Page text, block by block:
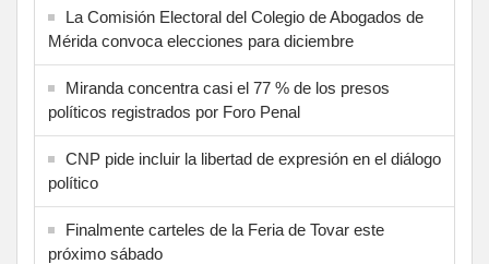
La Comisión Electoral del Colegio de Abogados de
Mérida convoca elecciones para diciembre
Miranda concentra casi el 77 % de los presos
políticos registrados por Foro Penal
CNP pide incluir la libertad de expresión en el diálogo
político
Finalmente carteles de la Feria de Tovar este
próximo sábado